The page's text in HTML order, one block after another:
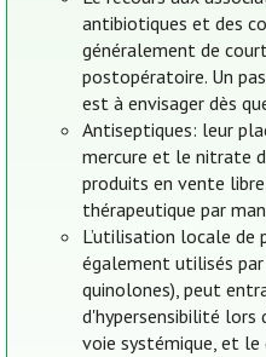
antibiotiques et des
généralement de
postopératoire. Un
est à envisager dès
Antiseptiques: leur
mercure et le nitrate
produits en vente
thérapeutique par
L’utilisation locale de
également utilisés
quinolones), peut
d'hypersensibilité
voie systémique, et le